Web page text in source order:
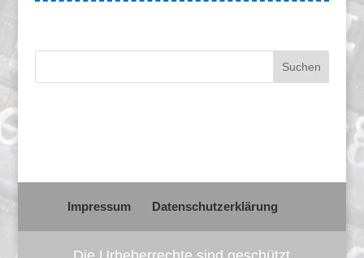
Impressum Datenschutzerklärung